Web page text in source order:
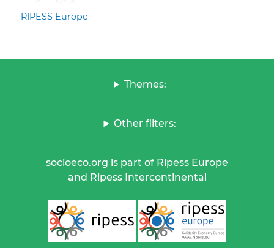
RIPESS Europe
Themes:
Other filters:
socioeco.org is part of Ripess Europe
and Ripess Intercontinental